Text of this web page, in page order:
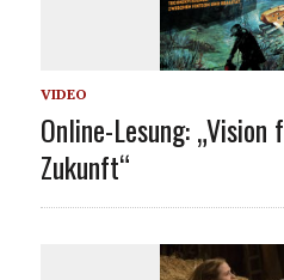
VIDEO
Online-Lesung:
Zukunft“